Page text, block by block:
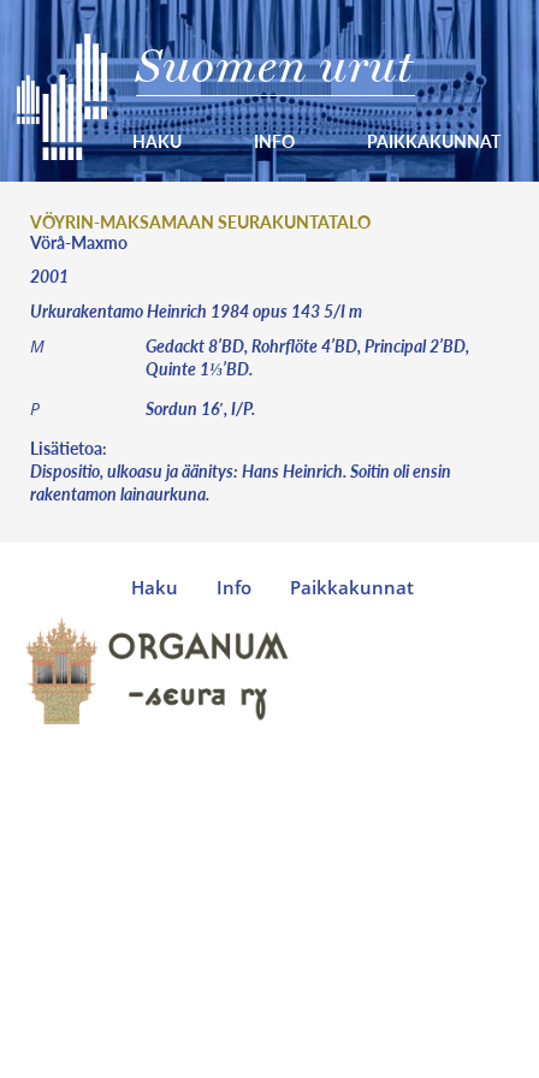
Suomen urut
HAKU INFO PAIKKAKUNNAT
VÖYRIN-MAKSAMAAN SEURAKUNTATALO
Vörå-Maxmo
2001
Urkurakentamo Heinrich 1984 opus 143 5/I m
M
Gedackt 8’BD, Rohrflöte 4’BD, Principal 2’BD,
Quinte 1⅓’BD.
P
Sordun 16′, I/P.
Lisätietoa:
Dispositio, ulkoasu ja äänitys: Hans Heinrich. Soitin oli ensin
rakentamon lainaurkuna.
Haku Info Paikkakunnat